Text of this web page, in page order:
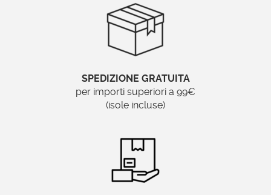
Larghezza cornice:
SPEDIZIONE GRATUITA
per importi superiori a 99€
(isole incluse)